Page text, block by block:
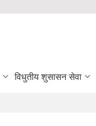
विधुतीय शुसासन सेवा